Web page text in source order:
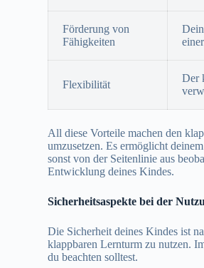
Förderung von
Fähigkeiten
Flexibilität
Der
All diese Vorteile machen den
umzusetzen. Es ermöglicht
sonst von der Seitenlinie aus
Entwicklung deines Kindes.
Sicherheitsaspekte bei der
Die Sicherheit deines Kindes ist
klappbaren Lernturm zu nutzen.
du beachten solltest.